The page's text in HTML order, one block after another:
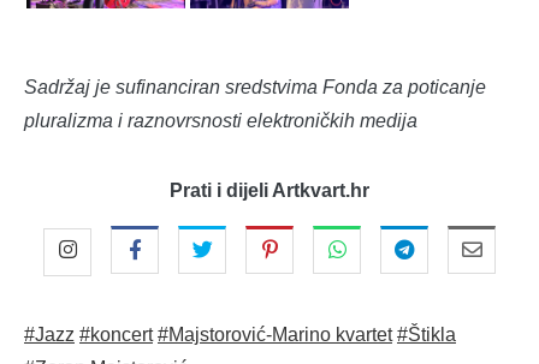
Sadržaj je sufinanciran sredstvima Fonda za poticanje
pluralizma i raznovrsnosti elektroničkih medija
Prati i dijeli Artkvart.hr
#Jazz #koncert #Majstorović-Marino kvartet #Štikla